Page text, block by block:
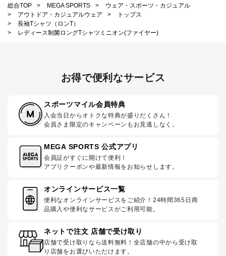
総合TOP
> MEGA SPORTS >
ウェア・スポーツ・カジュアル
>
アウトドア・カジュアルウェア >
トップス
>
長袖Tシャツ（ロンT）
>
レディース制菌ロングTシャツミニオン(ファイヤー)
お得で便利なサービス
スポーツマイル会員特典
入会当日からオトクな特典が盛りだくさん！
会員さま限定のキャンペーンもお見逃しなく。
MEGA SPORTS 公式アプリ
会員証がすぐに開けて便利！
アプリクーポンや最新情報をお知らせします。
オンラインサービス一覧
便利なオンラインサービスをご紹介！24時間365日商
品購入や便利なサービスがご利用可能。
ネットで注文 店舗で受け取り
店舗で受け取りなら送料無料！全店舗の中から受け取
り店舗をお選びいただけます。